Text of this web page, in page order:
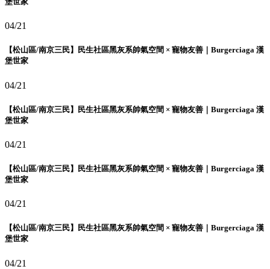
04/21
【松山區/南京三民】民生社區黑灰系帥氣空間 × 寵物友善｜Burgerciaga 漢
堡世家
04/21
【松山區/南京三民】民生社區黑灰系帥氣空間 × 寵物友善｜Burgerciaga 漢
堡世家
04/21
【松山區/南京三民】民生社區黑灰系帥氣空間 × 寵物友善｜Burgerciaga 漢
堡世家
04/21
【松山區/南京三民】民生社區黑灰系帥氣空間 × 寵物友善｜Burgerciaga 漢
堡世家
04/21